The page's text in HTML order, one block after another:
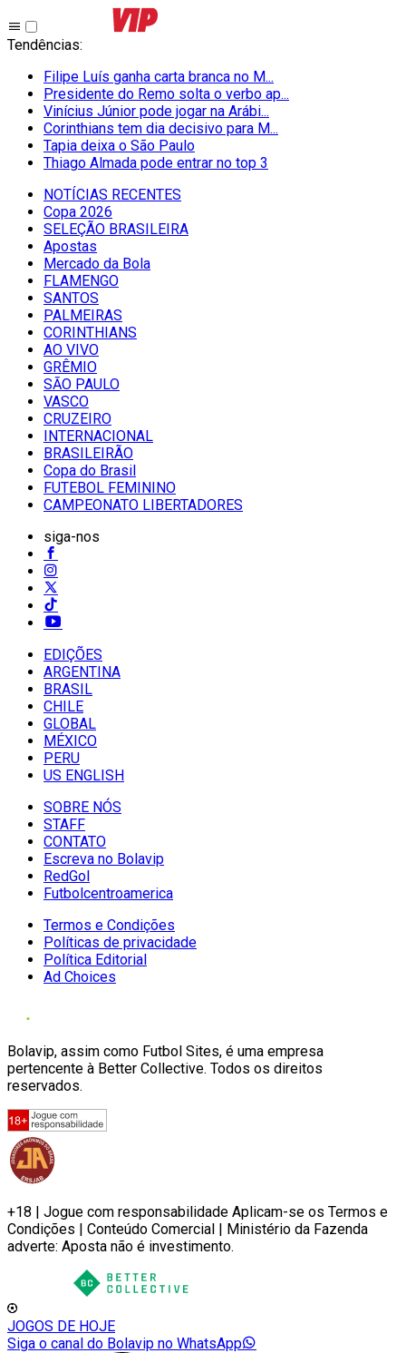
Tendências:
Filipe Luís ganha carta branca no M...
Presidente do Remo solta o verbo ap...
Vinícius Júnior pode jogar na Arábi...
Corinthians tem dia decisivo para M...
Tapia deixa o São Paulo
Thiago Almada pode entrar no top 3
NOTÍCIAS RECENTES
Copa 2026
SELEÇÃO BRASILEIRA
Apostas
Mercado da Bola
FLAMENGO
SANTOS
PALMEIRAS
CORINTHIANS
AO VIVO
GRÊMIO
SĀO PAULO
VASCO
CRUZEIRO
INTERNACIONAL
BRASILEIRÃO
Copa do Brasil
FUTEBOL FEMININO
CAMPEONATO LIBERTADORES
siga-nos
EDIÇÕES
ARGENTINA
BRASIL
CHILE
GLOBAL
MÉXICO
PERU
US ENGLISH
SOBRE NÓS
STAFF
CONTATO
Escreva no Bolavip
RedGol
Futbolcentroamerica
Termos e Condições
Políticas de privacidade
Política Editorial
Ad Choices
Bolavip, assim como Futbol Sites, é uma empresa
pertencente à Better Collective. Todos os direitos
reservados.
+18 | Jogue com responsabilidade Aplicam-se os Termos e
Condições | Conteúdo Comercial | Ministério da Fazenda
adverte: Aposta não é investimento.
JOGOS DE HOJE
Siga o canal do Bolavip no WhatsApp